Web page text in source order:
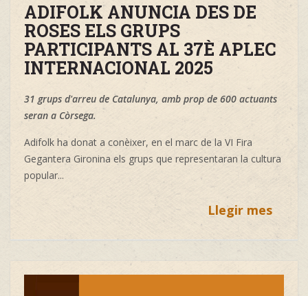
ADIFOLK ANUNCIA DES DE
ROSES ELS GRUPS
PARTICIPANTS AL 37È APLEC
INTERNACIONAL 2025
31 grups d'arreu de Catalunya, amb prop de 600 actuants
seran a Còrsega.
Adifolk ha donat a conèixer, en el marc de la VI Fira
Gegantera Gironina els grups que representaran la cultura
popular...
Llegir mes